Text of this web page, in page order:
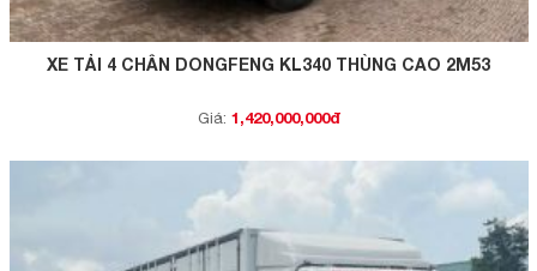
XE TẢI 4 CHÂN DONGFENG KL340 THÙNG CAO 2M53
Giá: 1,420,000,000đ